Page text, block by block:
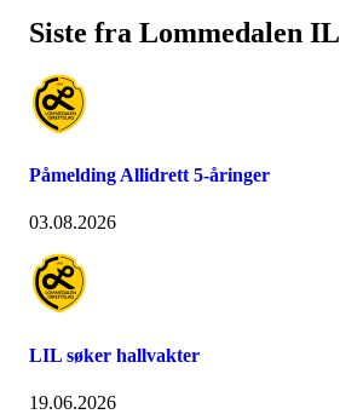
Siste fra Lommedalen IL
Påmelding Allidrett 5-åringer
03.08.2026
LIL søker hallvakter
19.06.2026